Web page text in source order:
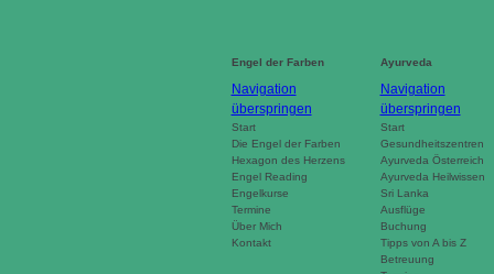
Engel der Farben
Navigation
überspringen
Start
Die Engel der Farben
Hexagon des Herzens
Engel Reading
Engelkurse
Termine
Über Mich
Kontakt
Ayurveda
Navigation
überspringen
Start
Gesundheitszentren
Ayurveda Österreich
Ayurveda Heilwissen
Sri Lanka
Ausflüge
Buchung
Tipps von A bis Z
Betreuung